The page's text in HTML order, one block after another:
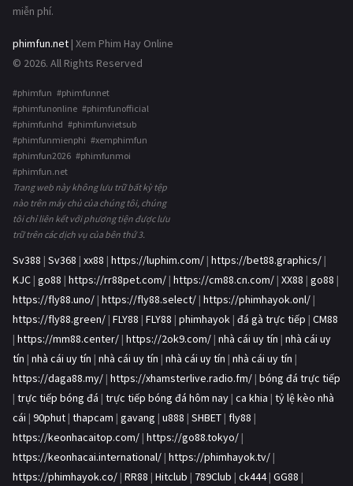
miễn phí.
phimfun.net | Xem Phim Hay Online
© 2026. All Rights Reserved
#phimfun #phimfunnet
#phimfunonline #phimfunofficial
#phimfunhd #phimfunvietsub
#phimfunmienphi #xemphimfun
#phimfun2026 #phimfunmoi
#phimfun.net
Trang web này không lưu trữ bất kỳ tệp
nào trên máy chủ của chúng tôi, chúng
tôi chỉ liên kết với phương tiện được lưu
trữ trên các dịch vụ của bên thứ 3.
Sv388 | Sv368 | xx88 | https://luphim.com/ | https://bet88.graphics/ |
KJC | go88 | https://rr88pet.com/ | https://cm88.cn.com/ | XX88 | go88 |
https://fly88.uno/ | https://fly88.select/ | https://phimhayok.onl/ |
https://fly88.green/ | FLY88 | FLY88 | phimhayok | đá gà trực tiếp | CM88
| https://mm88.center/ | https://2ok9.com/ | nhà cái uy tín | nhà cái uy
tín | nhà cái uy tín | nhà cái uy tín | nhà cái uy tín | nhà cái uy tín |
https://daga88.my/ | https://xhamsterlive.radio.fm/ | bóng đá trực tiếp
| trực tiếp bóng đá | trực tiếp bóng đá hôm nay | ca khia | tỷ lệ kèo nhà
cái | 90phut | thapcam | gavang | u888 | SHBET | fly88 |
https://keonhacaitop.com/ | https://go88.tokyo/ |
https://keonhacai.international/ | https://phimhayok.tv/ |
https://phimhayok.co/ | RR88 | Hitclub | 789Club | ck444| GG88 |